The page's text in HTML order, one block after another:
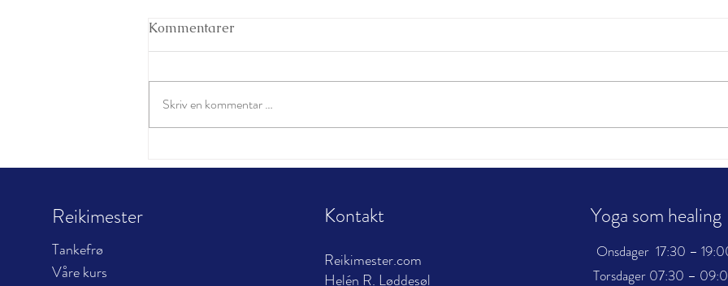
Kommentarer
Skriv en kommentar …
Reikimester
Tankefrø
Våre kurs
Kontakt
Reikimester.com
Helén R. Løddesøl
Yoga som healing
Onsdager 17:30 –
Torsdager 07:30 –